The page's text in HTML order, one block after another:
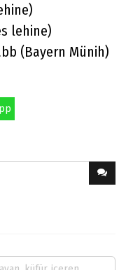
lehine)
(Bayern Münih)